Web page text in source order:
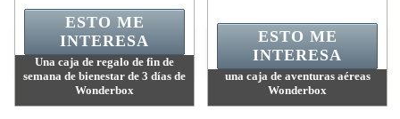
Una caja de regalo de fin de
semana de bienestar de 3 días de
Wonderbox
ESTO ME
INTERESA
una caja de aventuras aéreas
Wonderbox
ESTO ME
INTERESA